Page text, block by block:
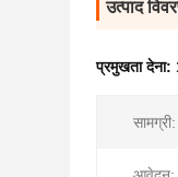
उत्पाद
प्रमुखता देना:
सामग्री: